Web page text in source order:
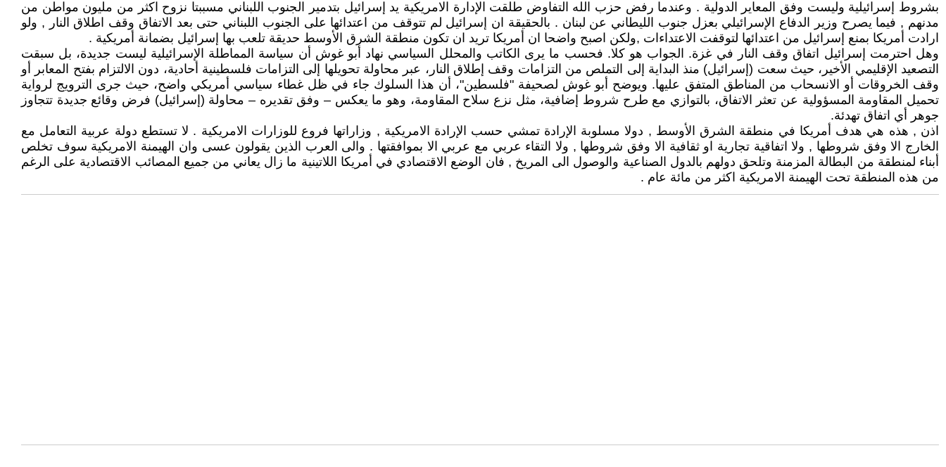
بشروط إسرائيلية وليست وفق المعاير الدولية . وعندما رفض حزب الله التفاوض طلقت الإدارة الامريكية يد إسرائيل بتدمير الجنوب اللبناني مسببتا نزوح اكثر من مليون مواطن من
مدنهم , فيما يصرح وزير الدفاع الإسرائيلي بعزل جنوب الليطاني عن لبنان . بالحقيقة ان إسرائيل لم تتوقف من اعتدائها على الجنوب اللبناني حتى بعد الاتفاق وقف اطلاق النار , ولو
ارادت أمريكا بمنع إسرائيل من اعتدائها لتوقفت الاعتداءات ,ولكن اصبح واضحا ان أمريكا تريد ان تكون منطقة الشرق الأوسط حديقة تلعب بها إسرائيل بضمانة أمريكية .
وهل احترمت إسرائيل اتفاق وقف النار في غزة. الجواب هو كلا. فحسب ما يرى الكاتب والمحلل السياسي نهاد أبو غوش أن سياسة المماطلة الإسرائيلية ليست جديدة، بل سبقت
التصعيد الإقليمي الأخير، حيث سعت (إسرائيل) منذ البداية إلى التملص من التزامات وقف إطلاق النار، عبر محاولة تحويلها إلى التزامات فلسطينية أحادية، دون الالتزام بفتح المعابر أو
وقف الخروقات أو الانسحاب من المناطق المتفق عليها. ويوضح أبو غوش لصحيفة "فلسطين"، أن هذا السلوك جاء في ظل غطاء سياسي أمريكي واضح، حيث جرى الترويج لرواية
تحميل المقاومة المسؤولية عن تعثر الاتفاق، بالتوازي مع طرح شروط إضافية، مثل نزع سلاح المقاومة، وهو ما يعكس – وفق تقديره – محاولة (إسرائيل) فرض وقائع جديدة تتجاوز
جوهر أي اتفاق تهدئة.
اذن , هذه هي هدف أمريكا في منطقة الشرق الأوسط , دولا مسلوبة الإرادة تمشي حسب الإرادة الامريكية , وزاراتها فروع للوزارات الامريكية . لا تستطع دولة عربية التعامل مع
الخارج الا وفق شروطها , ولا اتفاقية تجارية او ثقافية الا وفق شروطها , ولا التقاء عربي مع عربي الا بموافقتها . والى العرب الذين يقولون عسى وان الهيمنة الامريكية سوف تخلص
أبناء لمنطقة من البطالة المزمنة وتلحق دولهم بالدول الصناعية والوصول الى المريخ , فان الوضع الاقتصادي في أمريكا اللاتينية ما زال يعاني من جميع المصائب الاقتصادية على الرغم
من هذه المنطقة تحت الهيمنة الامريكية اكثر من مائة عام .